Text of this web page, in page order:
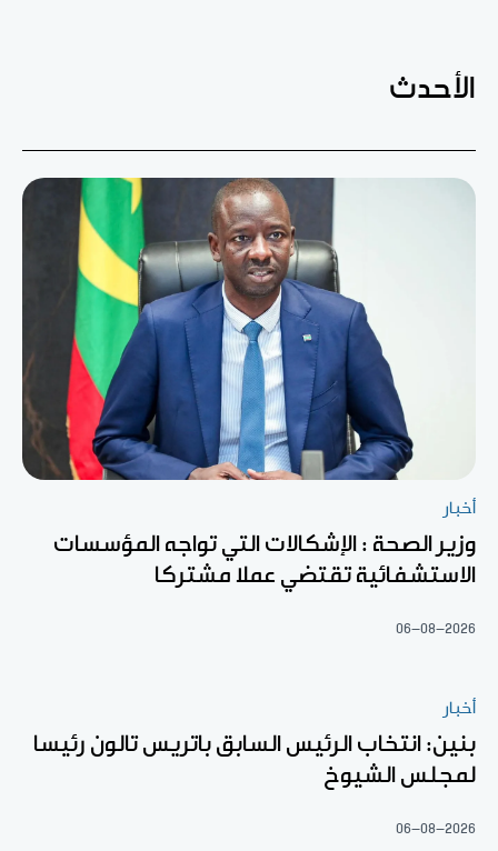
الأحدث
أخبار
وزير الصحة : الإشكالات التي تواجه المؤسسات
الاستشفائية تقتضي عملا مشتركا
06-08-2026
أخبار
بنين: انتخاب الرئيس السابق باتريس تالون رئيسا
لمجلس الشيوخ
06-08-2026